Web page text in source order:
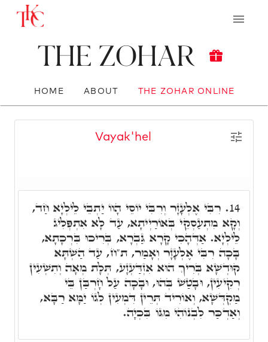
The Zohar
HOME ABOUT THE ZOHAR ONLINE
Vayak'hel
14. רִבִּי אֶלְעָזָר וְרִבִּי יוֹסֵי הָווֹ יַתְבֵי לֵילְיָא חַד,
וְקָא מִתְעַסְקֵי בְּאוֹרַיְיתָא, עַד לָא אִתְפְּלִיג
לֵילְיָא. אַדְּהָכִי קָרָא גַּבְרָא, בְּרִיכוּ בִּרְכָתָא,
בָּכָה רִבִּי אֶלְעָזָר וְאָמַר, ת"ח, עַד הַשְׁתָּא
קוּדְשָׁא בְּרִיךְ הוּא אִזְדַּעְזָע, תְּלָת מְאָה וְתִשְׁעִין
רְקִיעִין, וּבָטַשׁ בְּהוּ, וּבָכָה עַל חָרְבַּן בֵּי
מַקְדְּשָׁא, וְאוֹרִיד תְּרֵין דִּמְעִין לְגוֹ יַמָּא רַבָּא,
וְאַדְכַּר לִבְנוֹהִי מִגּוֹ בִּכְיָה.